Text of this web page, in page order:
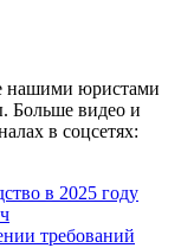
нашими юристами
Больше видео и
в соцсетях:
в 2025 году
требований